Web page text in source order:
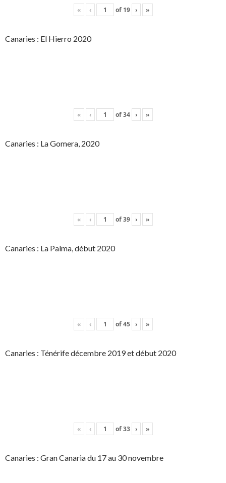
« ‹ of 19 › »
Canaries : El Hierro 2020
« ‹ of34 › »
Canaries : La Gomera, 2020
« ‹ of39 › »
Canaries : La Palma, début 2020
« ‹ of45 › »
Canaries : Ténérife décembre 2019 et début 2020
« ‹ of33 › »
Canaries : Gran Canaria du 17 au 30 novembre